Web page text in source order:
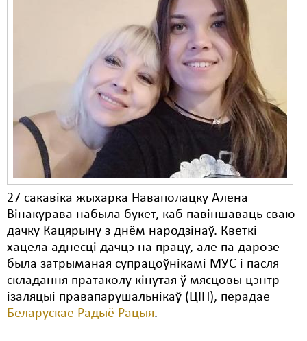
27 сакавіка жыхарка Наваполацку Алена
Вінакурава набыла букет, каб павіншаваць сваю
дачку Кацярыну з днём народзінаў. Кветкі
хацела аднесці дачцэ на працу, але па дарозе
была затрыманая супрацоўнікамі МУС і пасля
складання пратаколу кінутая ў мясцовы цэнтр
ізаляцыі правапарушальнікаў (ЦІП), перадае
Беларускае Радыё Рацыя.